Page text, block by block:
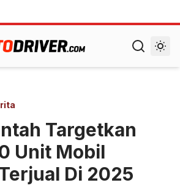
Targetkan
Unit Mobil
Di 2025